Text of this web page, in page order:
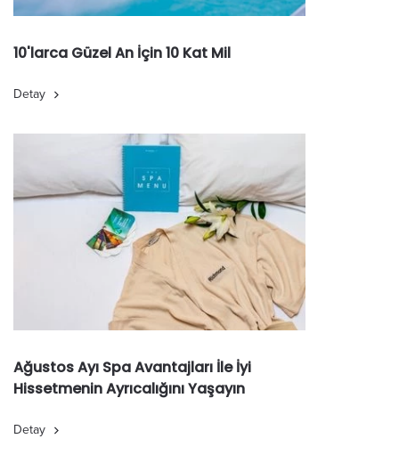
10'larca Güzel An İçin 10 Kat Mil
Detay
Ağustos Ayı Spa Avantajları İle İyi
Hissetmenin Ayrıcalığını Yaşayın
Detay